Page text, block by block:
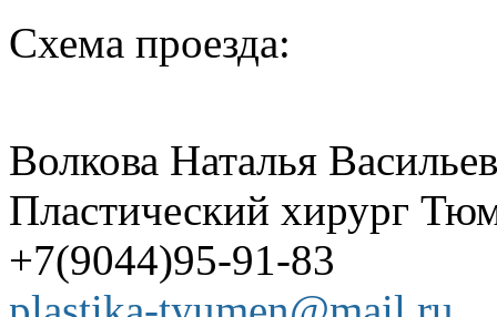
Схема проезда:
Волкова Наталья
Пластический хирург
+7(9044)95-91-83